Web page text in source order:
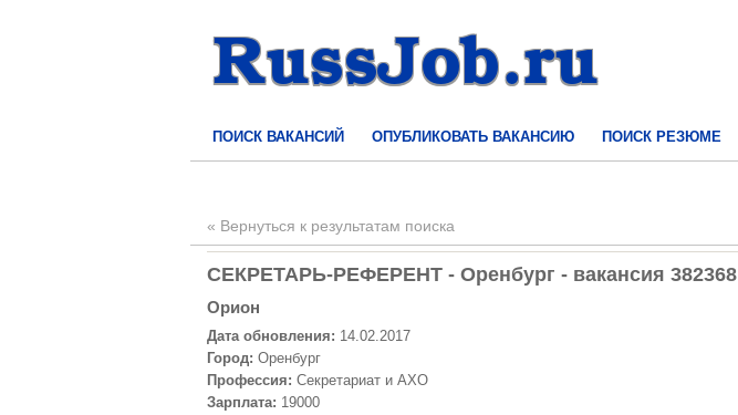
ПОИСК ВАКАНСИЙ ОПУБЛИКОВАТЬ ВАКАНСИЮ ПОИСК РЕЗЮМЕ
« Вернуться к результатам поиска
СЕКРЕТАРЬ-РЕФЕРЕНТ - Оренбург - вакансия 382368
Орион
Дата обновления: 14.02.2017
Город: Оренбург
Профессия: Секретариат и АХО
Зарплата: 19000